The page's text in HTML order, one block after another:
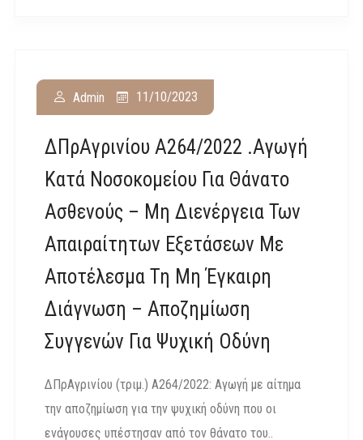
ΔΠρΑγρινίου Α264/2022 .Αγωγή
Κατά Νοσοκομείου Για Θάνατο
Ασθενούς – Μη Διενέργεια Των
Απαιραίτητων Εξετάσεων Με
Αποτέλεσμα Τη Μη Έγκαιρη
Διάγνωση – Αποζημίωση
Συγγενών Για Ψυχική Οδύνη
Admin 11/10/2023
ΔΠρΑγρινίου (τριμ.) Α264/2022: Αγωγή με αίτημα
την αποζημίωση για την ψυχική οδύνη που οι
ενάγουσες υπέστησαν από τον θάνατο του..